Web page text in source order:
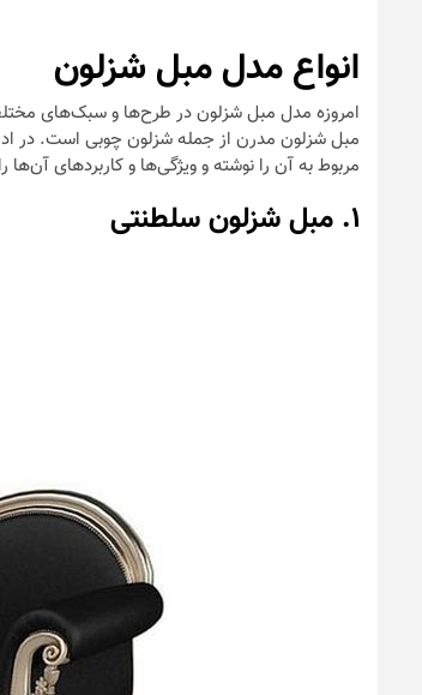
انواع مدل مبل شزلون
امروزه مدل مبل شزلون در طرح‌ها و سبک‌های
مبل شزلون مدرن از جمله شزلون چوبی است. در
مربوط به آن را نوشته و ویژگی‌ها و کاربرد‌های آن‌ها
۱. مبل شزلون سلطنتی